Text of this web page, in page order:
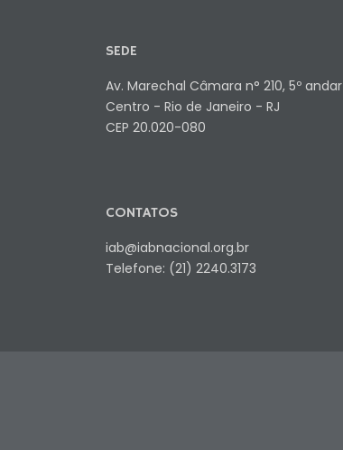
SEDE
Av. Marechal Câmara n° 210, 5º andar
Centro - Rio de Janeiro - RJ
CEP 20.020-080
CONTATOS
iab@iabnacional.org.br
Telefone: (21) 2240.3173